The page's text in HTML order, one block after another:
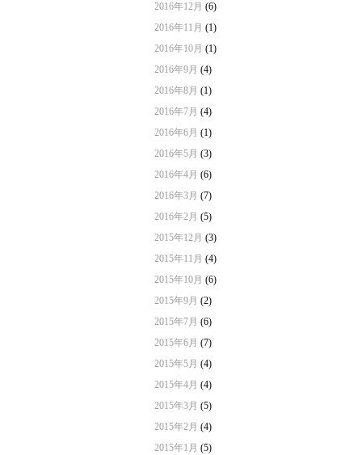
2016年12月 (6)
2016年11月 (1)
2016年10月 (1)
2016年9月 (4)
2016年8月 (1)
2016年7月 (4)
2016年6月 (1)
2016年5月 (3)
2016年4月 (6)
2016年3月 (7)
2016年2月 (5)
2015年12月 (3)
2015年11月 (4)
2015年10月 (6)
2015年9月 (2)
2015年7月 (6)
2015年6月 (7)
2015年5月 (4)
2015年4月 (4)
2015年3月 (5)
2015年2月 (4)
2015年1月 (5)